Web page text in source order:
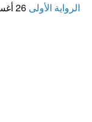
الرواية الأولى 26 أغسطس، 2023